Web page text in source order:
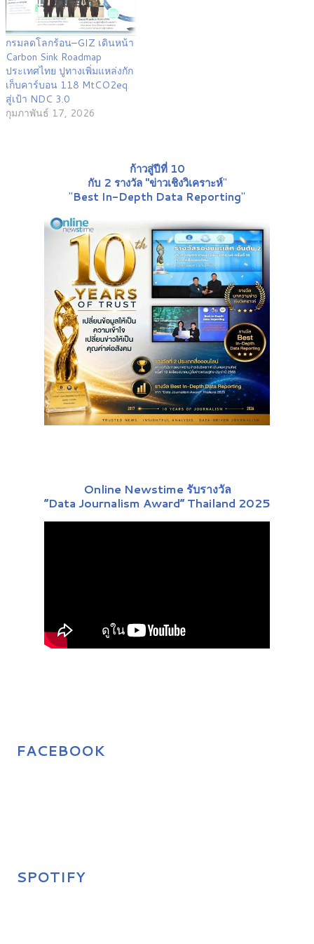
กรมลดโลกร้อน–GIZ เดินหน้า
Carbon Sink Roadmap
ประเทศไทย ปูทางเพิ่มแหล่งกัก
เก็บคาร์บอน 118 MtCO2eq
สู่เป้า NDC 3.0
กุมภาพันธ์ 17, 2026
ก้าวสู่ปีที่ 10
กับ 2 รางวัล "ข่าวเชิงวิเคราะห์"
"Best In-Depth Data Reporting"
Online Newstime รับรางวัล
“Data Journalism Award” Thailand 2025
FACEBOOK
SPOTIFY